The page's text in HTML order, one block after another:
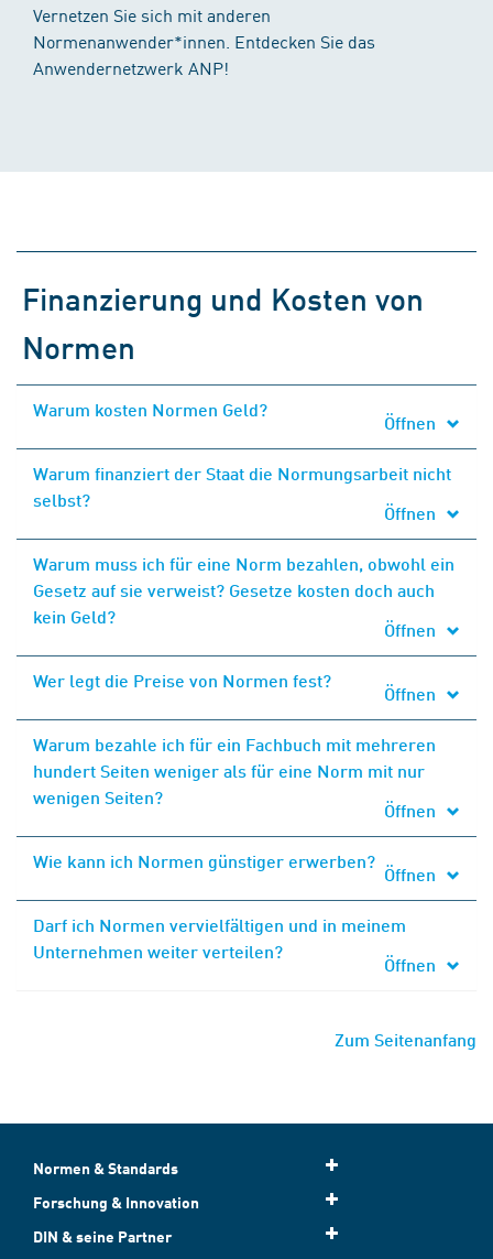
Vernetzen Sie sich mit anderen
Normenanwender*innen. Entdecken Sie das
Anwendernetzwerk ANP!
Finanzierung und Kosten von
Normen
Warum kosten Normen Geld?
Öffnen
Warum finanziert der Staat die Normungsarbeit nicht
selbst?
Öffnen
Warum muss ich für eine Norm bezahlen, obwohl ein
Gesetz auf sie verweist? Gesetze kosten doch auch
kein Geld?
Öffnen
Wer legt die Preise von Normen fest?
Öffnen
Warum bezahle ich für ein Fachbuch mit mehreren
hundert Seiten weniger als für eine Norm mit nur
wenigen Seiten?
Öffnen
Wie kann ich Normen günstiger erwerben?
Öffnen
Darf ich Normen vervielfältigen und in meinem
Unternehmen weiter verteilen?
Öffnen
Zum Seitenanfang
Normen & Standards
Forschung & Innovation
DIN & seine Partner